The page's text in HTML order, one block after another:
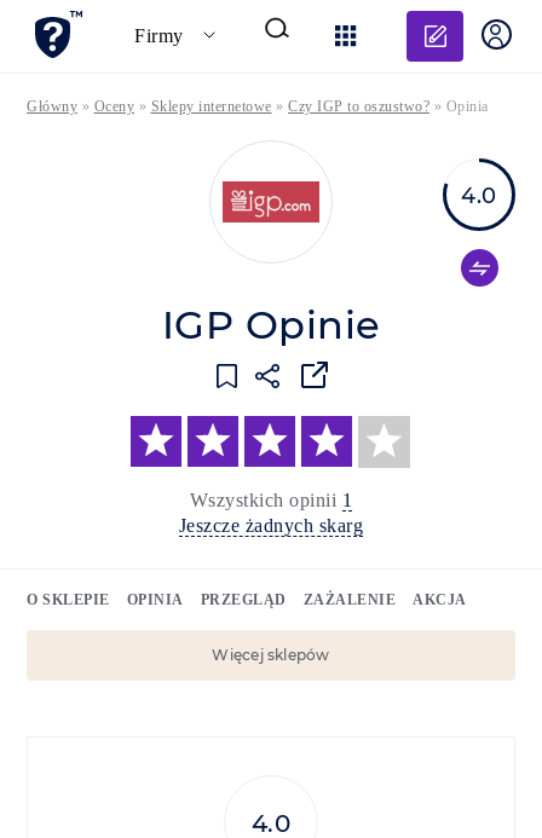
Firmy
Dodaj
Główny » Oceny » Sklepy internetowe » Czy IGP to oszustwo? » Opinia
IGP Opinie
Wszystkich opinii 1
Jeszcze żadnych skarg
4.0
O SKLEPIE OPINIA PRZEGLĄD ZAŻALENIE AKCJA
Więcej sklepów
4.0